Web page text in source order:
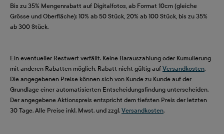
Bis zu 35% Mengenrabatt auf Digitalfotos, ab Format 10cm (gleiche
Grösse und Oberfläche): 10% ab 50 Stück, 20% ab 100 Stück, bis zu 35%
ab 300 Stück.
Ein eventueller Restwert verfällt. Keine Barauszahlung oder Kumulierung
mit anderen Rabatten möglich. Rabatt nicht gültig auf Versandkosten.
Die angegebenen Preise können sich von Kunde zu Kunde auf der
Grundlage einer automatisierten Entscheidungsfindung unterscheiden.
Der angegebene Aktionspreis entspricht dem tiefsten Preis der letzten
30 Tage. Alle Preise inkl. Mwst. und zzgl. Versandkosten.